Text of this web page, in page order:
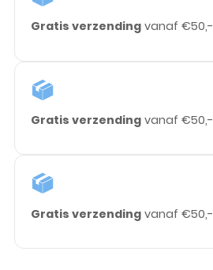
Gratis verzendingvanaf €50,-
Gratis verzendingvanaf €50,-
Gratis verzendingvanaf €50,-